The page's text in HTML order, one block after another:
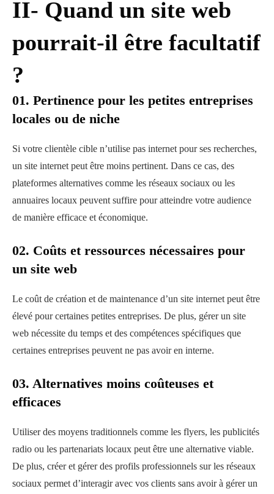
II- Quand un site web
pourrait-il être facultatif
?
01. Pertinence pour les petites entreprises
locales ou de niche
Si votre clientèle cible n’utilise pas internet pour ses recherches,
un site internet peut être moins pertinent. Dans ce cas, des
plateformes alternatives comme les réseaux sociaux ou les
annuaires locaux peuvent suffire pour atteindre votre audience
de manière efficace et économique.
02. Coûts et ressources nécessaires pour
un site web
Le coût de création et de maintenance d’un site internet peut être
élevé pour certaines petites entreprises. De plus, gérer un site
web nécessite du temps et des compétences spécifiques que
certaines entreprises peuvent ne pas avoir en interne.
03. Alternatives moins coûteuses et
efficaces
Utiliser des moyens traditionnels comme les flyers, les publicités
radio ou les partenariats locaux peut être une alternative viable.
De plus, créer et gérer des profils professionnels sur les réseaux
sociaux permet d’interagir avec vos clients sans avoir à gérer un